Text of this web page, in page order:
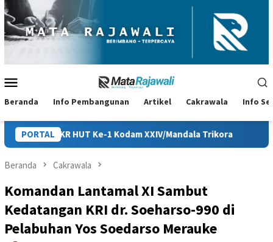
Loncat
ke
konten
Mobile
Beranda Info Pembangunan Artikel Cakrawala Info
PORTAL
Kodam XXIV/Mandala Trikora Persiapan HUT ke-81 RI
Beranda Cakrawala
Komandan Lantamal XI Sambut
Kedatangan KRI dr. Soeharso-990 di
Pelabuhan Yos Soedarso Merauke